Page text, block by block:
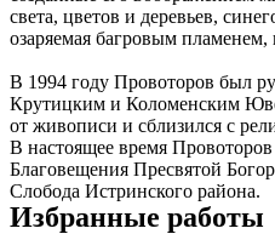
света, цветов и деревьев,
озаряемая багровым пламенем,
В 1994 году Провоторов был
Крутицким и Коломенским
от живописи и сблизился с
В настоящее время Провоторов
Благовещения Пресвятой
Слобода Истринского района.
Избранные работы